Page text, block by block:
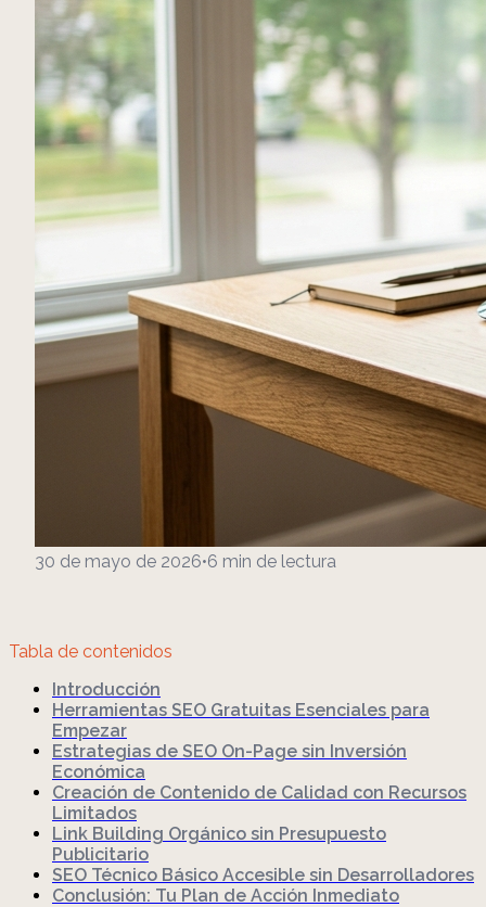
30 de mayo de 2026•6 min de lectura
Tabla de contenidos
Introducción
Herramientas SEO Gratuitas Esenciales para
Empezar
Estrategias de SEO On-Page sin Inversión
Económica
Creación de Contenido de Calidad con Recursos
Limitados
Link Building Orgánico sin Presupuesto
Publicitario
SEO Técnico Básico Accesible sin Desarrolladores
Conclusión: Tu Plan de Acción Inmediato